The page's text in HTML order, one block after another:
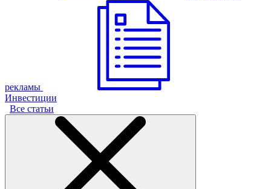
рекламы
Инвестиции
Все статьи